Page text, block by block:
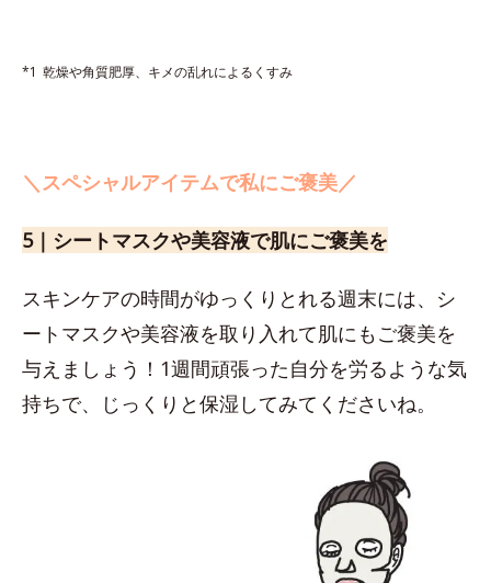
*1 乾燥や角質肥厚、キメの乱れによるくすみ
＼スペシャルアイテムで私にご褒美／
5｜シートマスクや美容液で肌にご褒美を
スキンケアの時間がゆっくりとれる週末には、シ
ートマスクや美容液を取り入れて肌にもご褒美を
与えましょう！1週間頑張った自分を労るような気
持ちで、じっくりと保湿してみてくださいね。